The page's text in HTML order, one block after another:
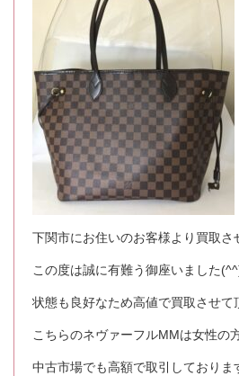
下関市にお住いのお客様より買取さ
この度は誠に有難う御座いました
状態も良好なため高値で買取させて
こちらのネヴァーフルMMは女性の
中古市場でも高額で取引しておりま